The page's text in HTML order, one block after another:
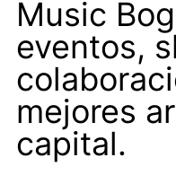
Music
eventos,
mejores
capital.